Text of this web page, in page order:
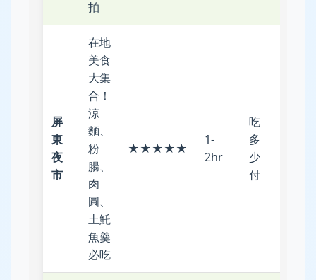
拍
屏
東
夜
市
在地
美食
大集
合！
涼
麵、
粉
腸、
肉
圓、
土魠
魚羹
必吃
★★★★★
1-
2hr
吃
多
少
付